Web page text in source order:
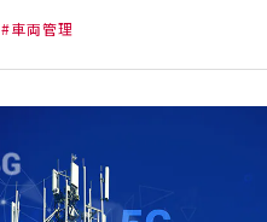
#車両管理